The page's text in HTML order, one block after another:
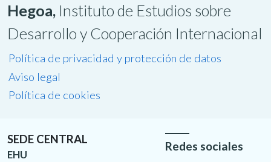
Hegoa, Instituto de Estudios sobre
Desarrollo y Cooperación Internacional
Política de privacidad y protección de datos
Aviso legal
Política de cookies
SEDE CENTRAL
EHU
Redes sociales